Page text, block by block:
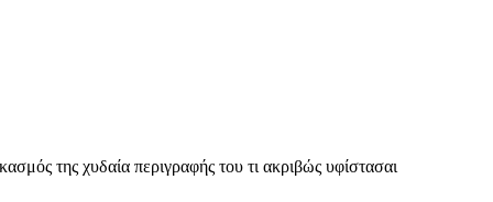
της χυδαία περιγραφής του τι ακριβώς υφίστασαι